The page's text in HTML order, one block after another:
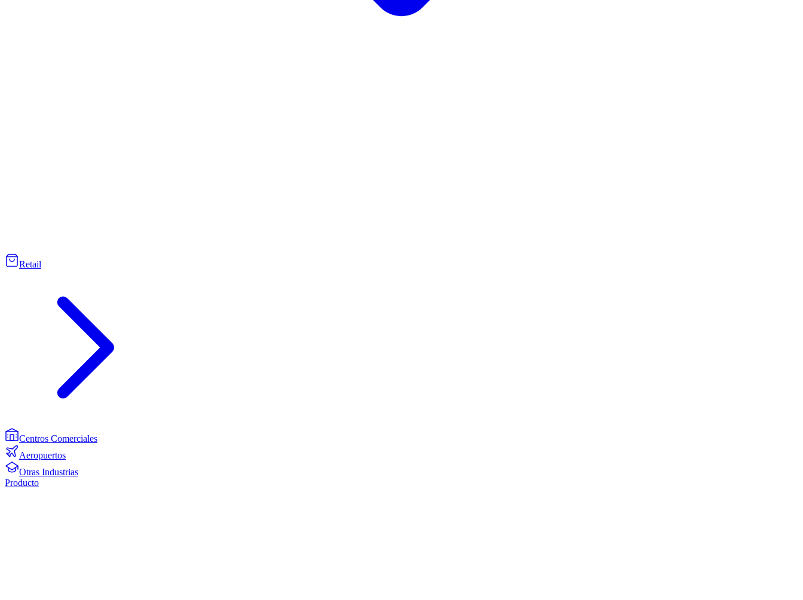
Retail
Centros Comerciales
Aeropuertos
Otras Industrias
Producto